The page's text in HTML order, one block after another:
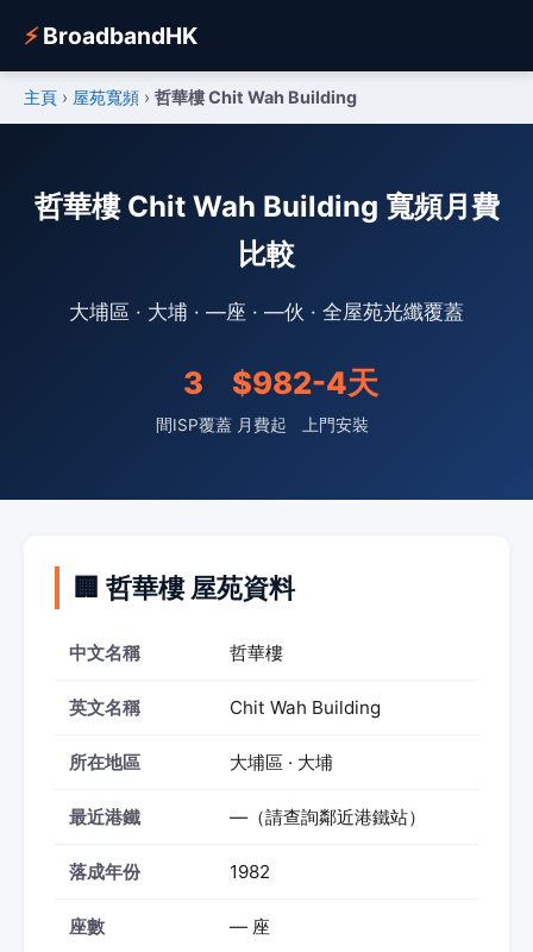
⚡BroadbandHK
主頁 › 屋苑寬頻 › 哲華樓 Chit Wah Building
哲華樓 Chit Wah Building 寬頻月費
比較
大埔區 · 大埔 · —座 · —伙 · 全屋苑光纖覆蓋
3
間ISP覆蓋
$98
月費起
2-4天
上門安裝
🏢 哲華樓 屋苑資料
中文名稱 哲華樓
英文名稱 Chit Wah Building
所在地區 大埔區 · 大埔
最近港鐵 —（請查詢鄰近港鐵站）
落成年份 1982
座數 — 座